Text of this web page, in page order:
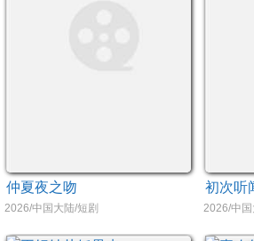
仲夏夜之吻
2026/中国大陆/短剧
初次听
2026/中国